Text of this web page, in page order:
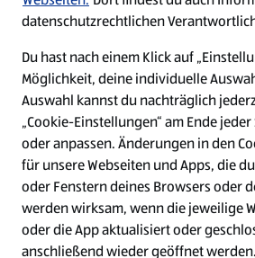
W
i
r
d
a
u
f
W
i
r
d
a
u
f
i
r
d
a
u
f
Cookie - Liste
datenschutzrechtlichen
Du hast nach einem Klick auf
Möglichkeit, deine individuelle
Auswahl kannst du nachträglich
„Cookie-Einstellungen“ am Ende
oder anpassen. Änderungen in den
für unsere Webseiten und Apps, die
oder Fenstern deines Browsers oder
werden wirksam, wenn die jeweilige
oder die App aktualisiert oder
anschließend wieder geöffnet werden.